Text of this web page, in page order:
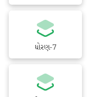
ધોરણ-7